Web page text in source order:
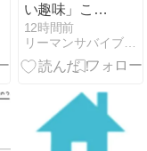
い趣味」こそ
が、社会人の
人生を豊かに
する
12時間前
リーマンサバイブル | サラリーマン・社会人向け情報メディア